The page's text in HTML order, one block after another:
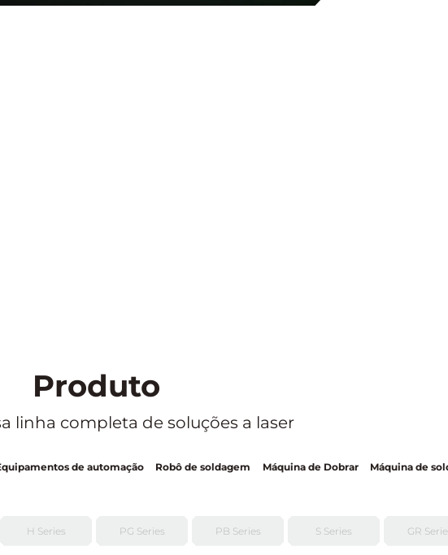
Produto
linha completa de soluções a laser
de automação Robô de soldagem Máquina de Dobrar Máquina de
H Series PG Series PB Series S Series GR